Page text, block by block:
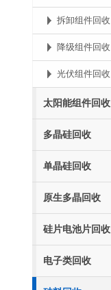
拆卸组件回收
降级组件回收
光伏组件回收
太阳能组件回收
多晶硅回收
单晶硅回收
原生多晶回收
硅片电池片回收
电子类回收